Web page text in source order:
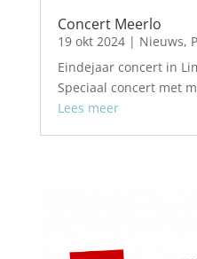
Concert Meerlo
19 okt 2024| Nieuws,
Eindejaar concert in
Speciaal concert met
Lees meer